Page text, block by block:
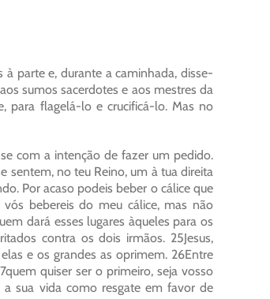
à parte e, durante a caminhada, disse-
sumos sacerdotes e aos mestres da
para flagelá-lo e crucificá-lo. Mas no
com a intenção de fazer um pedido.
sentem, no teu Reino, um à tua direita
Por acaso podeis beber o cálice que
vós bebereis do meu cálice, mas não
dará esses lugares àqueles para os
contra os dois irmãos. 25Jesus,
e os grandes as oprimem. 26Entre
quiser ser o primeiro, seja vosso
sua vida como resgate em favor de